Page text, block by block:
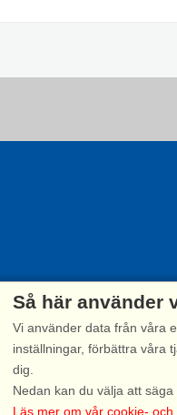
Så här använder
Vi använder data från våra
inställningar, förbättra våra
dig.
Nedan kan du välja att
Läs mer om vår cookie- och